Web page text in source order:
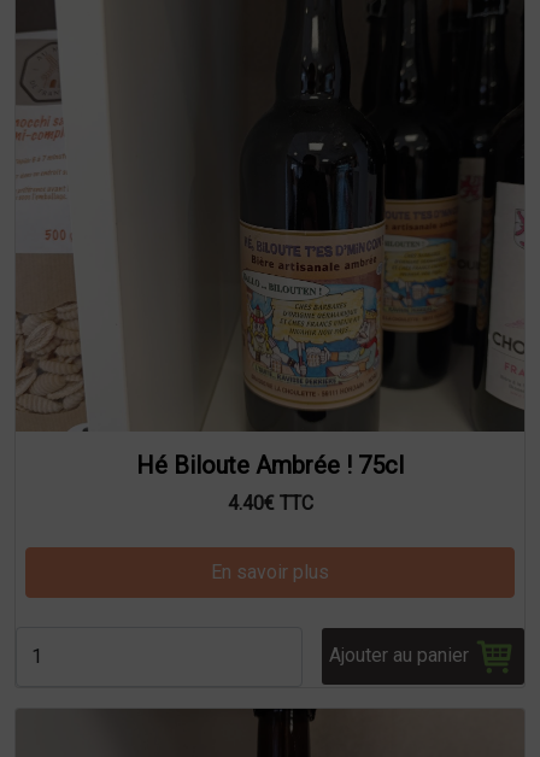
Hé Biloute Ambrée ! 75cl
4.40€ TTC
En savoir plus
Ajouter au panier